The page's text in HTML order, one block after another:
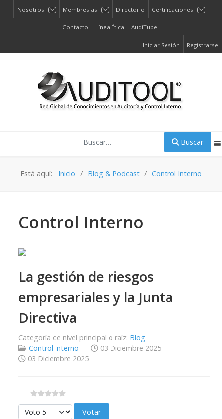
Nosotros Membresías Directorio Certificaciones
Contacto Línea Ética AudiTube
Iniciar Sesión Registrarse
Buscar
Está aquí: Inicio Blog & Podcast Control Interno
Control Interno
La gestión de riesgos
empresariales y la Junta
Directiva
Categoría de nivel principal o raíz: Blog
Control Interno
03 Diciembre 2025
03 Diciembre 2025
Por favor, vote